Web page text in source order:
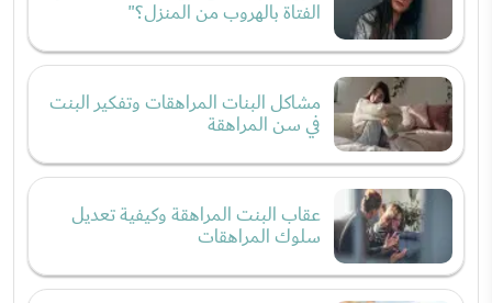
الفتاة بالهروب من المنزل؟"
مشاكل البنات المراهقات وتفكير البنت
في سن المراهقة
عقاب البنت المراهقة وكيفية تعديل
سلوك المراهقات